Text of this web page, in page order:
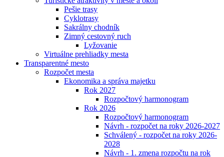
Pešie trasy
Cyklotrasy
Sakrálny chodník
Zimný cestovný ruch
Lyžovanie
Virtuálne prehliadky mesta
Transparentné mesto
Rozpočet mesta
Ekonomika a správa majetku
Rok 2027
Rozpočtový harmonogram
Rok 2026
Rozpočtový harmonogram
Návrh - rozpočet na roky 2026-2027
Schválený - rozpočet na roky 2026-
2028
Návrh - 1. zmena rozpočtu na rok